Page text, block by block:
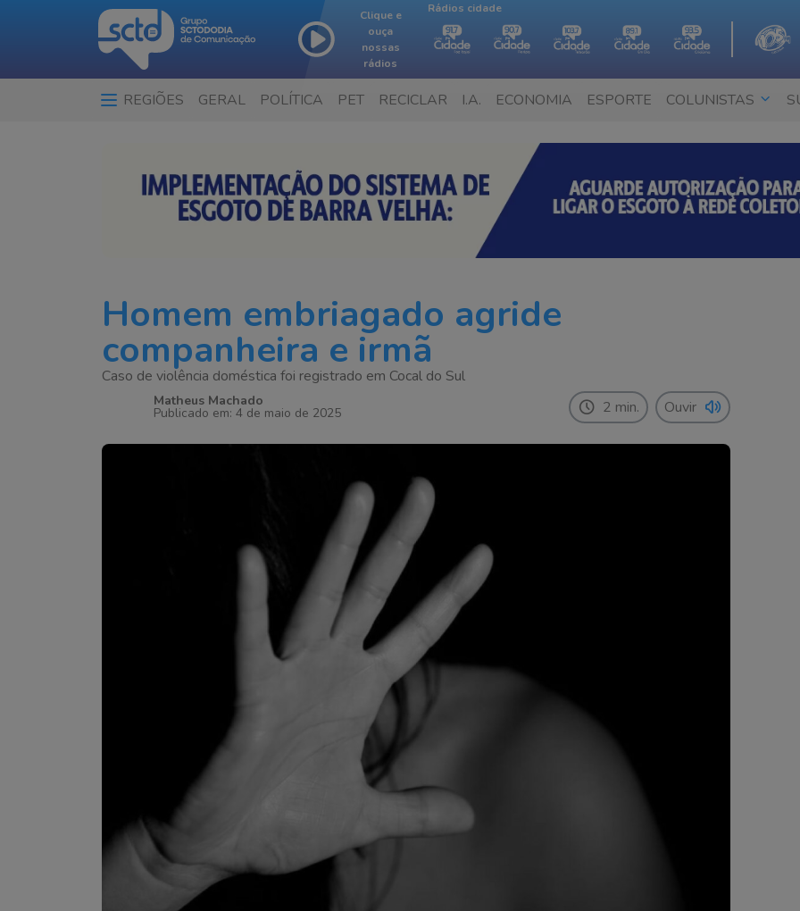
Clique e
ouça
nossas
rádios
Rádios cidade
REGIÕES GERAL POLÍTICA PET RECICLAR I.A. ECONOMIA ESPORTE COLUNISTAS
Homem embriagado agride
companheira e irmã
Caso de violência doméstica foi registrado em Cocal do Sul
Matheus Machado
Publicado em: 4 de maio de 2025 2 min. Ouvir